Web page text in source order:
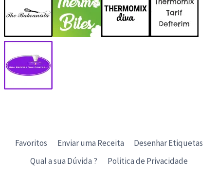
Favoritos Enviar uma Receita
Desenhar Etiquetas
Qual a sua Dúvida ?
Politica de Privacidade